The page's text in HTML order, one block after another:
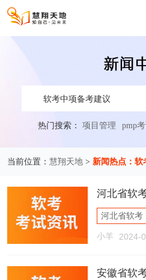
热门搜索：项目管理 pmp
当前位置： 慧翔天地> 新闻热点：软
河北省软
河北省软考
软考考试科
小羊 2024-
安徽省软